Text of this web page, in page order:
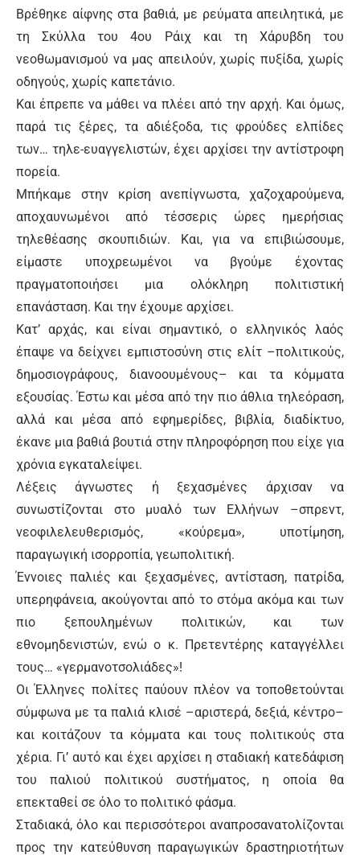
Βρέθηκε αίφνης στα βαθιά, με ρεύματα απειλητικά, με
τη Σκύλλα του 4ου Ράιχ και τη Χάρυβδη του
νεοθωμανισμού να μας απειλούν, χωρίς πυξίδα, χωρίς
οδηγούς, χωρίς καπετάνιο.
Και έπρεπε να μάθει να πλέει από την αρχή. Και όμως,
παρά τις ξέρες, τα αδιέξοδα, τις φρούδες ελπίδες
των… τηλε-ευαγγελιστών, έχει αρχίσει την αντίστροφη
πορεία.
Μπήκαμε στην κρίση ανεπίγνωστα, χαζοχαρούμενα,
αποχαυνωμένοι από τέσσερις ώρες ημερήσιας
τηλεθέασης σκουπιδιών. Και, για να επιβιώσουμε,
είμαστε υποχρεωμένοι να βγούμε έχοντας
πραγματοποιήσει μια ολόκληρη πολιτιστική
επανάσταση. Και την έχουμε αρχίσει.
Κατ’ αρχάς, και είναι σημαντικό, ο ελληνικός λαός
έπαψε να δείχνει εμπιστοσύνη στις ελίτ –πολιτικούς,
δημοσιογράφους, διανοουμένους– και τα κόμματα
εξουσίας. Έστω και μέσα από την πιο άθλια τηλεόραση,
αλλά και μέσα από εφημερίδες, βιβλία, διαδίκτυο,
έκανε μια βαθιά βουτιά στην πληροφόρηση που είχε για
χρόνια εγκαταλείψει.
Λέξεις άγνωστες ή ξεχασμένες άρχισαν να
συνωστίζονται στο μυαλό των Ελλήνων –σπρεντ,
νεοφιλελευθερισμός, «κούρεμα», υποτίμηση,
παραγωγική ισορροπία, γεωπολιτική.
Έννοιες παλιές και ξεχασμένες, αντίσταση, πατρίδα,
υπερηφάνεια, ακούγονται από το στόμα ακόμα και των
πιο ξεπουλημένων πολιτικών, και των
εθνομηδενιστών, ενώ ο κ. Πρετεντέρης καταγγέλλει
τους… «γερμανοτσολιάδες»!
Οι Έλληνες πολίτες παύουν πλέον να τοποθετούνται
σύμφωνα με τα παλιά κλισέ –αριστερά, δεξιά, κέντρο–
και κοιτάζουν τα κόμματα και τους πολιτικούς στα
χέρια. Γι’ αυτό και έχει αρχίσει η σταδιακή κατεδάφιση
του παλιού πολιτικού συστήματος, η οποία θα
επεκταθεί σε όλο το πολιτικό φάσμα.
Σταδιακά, όλο και περισσότεροι αναπροσανατολίζονται
προς την κατεύθυνση παραγωγικών δραστηριοτήτων